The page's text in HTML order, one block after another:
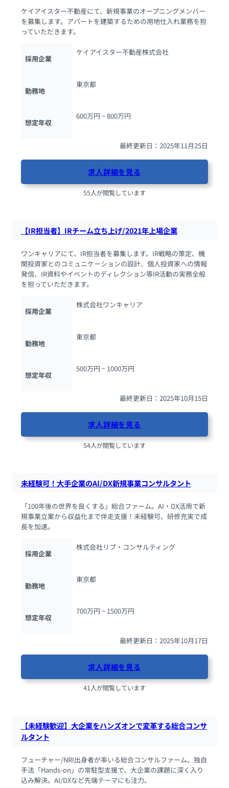
ケイアイスター不動産にて、新規事業のオープニングメンバー
を募集します。アパートを建築するための用地仕入れ業務を担
っていただきます。
採用企業
ケイアイスター不動産株式会社
勤務地
東京都
想定年収
600万円 ~ 800万円
最終更新日：2025年11月25日
求人詳細を見る
55人が閲覧しています
【IR担当者】IRチーム立ち上げ/2021年上場企業
ワンキャリアにて、IR担当者を募集します。IR戦略の策定、機
関投資家とのコミュニケーションの設計、個人投資家への情報
発信、IR資料やイベントのディレクション等IR活動の実務全般
を担っていただきます。
採用企業
株式会社ワンキャリア
勤務地
東京都
想定年収
500万円 ~ 1000万円
最終更新日：2025年10月15日
求人詳細を見る
54人が閲覧しています
未経験可！大手企業のAI/DX新規事業コンサルタント
「100年後の世界を良くする」総合ファーム。AI・DX活用で新
規事業立案から収益化まで伴走支援！未経験可、研修充実で成
長を加速。
採用企業
株式会社リブ・コンサルティング
勤務地
東京都
想定年収
700万円 ~ 1500万円
最終更新日：2025年10月17日
求人詳細を見る
41人が閲覧しています
【未経験歓迎】大企業をハンズオンで変革する総合コンサ
ルタント
フューチャー/NRI出身者が率いる総合コンサルファーム。独自
手法「Hands-on」の常駐型支援で、大企業の課題に深く入り
込み解決。AI/DXなど先端テーマにも注力。